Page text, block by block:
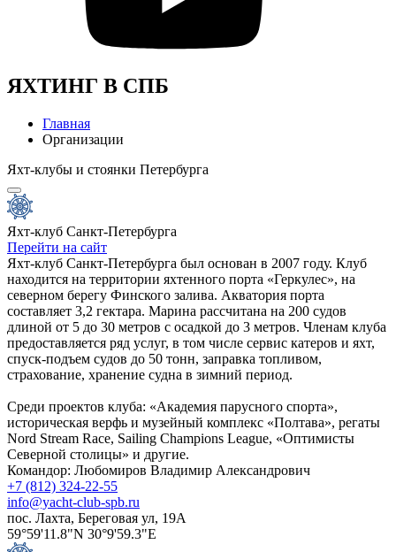
ЯХТИНГ В СПБ
Главная
Организации
Яхт-клубы и стоянки Петербурга
Яхт-клуб Санкт-Петербурга
Перейти на сайт
Яхт-клуб Санкт-Петербурга был основан в 2007 году. Клуб
находится на территории яхтенного порта «Геркулес», на
северном берегу Финского залива. Акватория порта
составляет 3,2 гектара. Марина рассчитана на 200 судов
длиной от 5 до 30 метров с осадкой до 3 метров. Членам клуба
предоставляется ряд услуг, в том числе сервис катеров и яхт,
спуск-подъем судов до 50 тонн, заправка топливом,
страхование, хранение судна в зимний период.
Среди проектов клуба: «Академия парусного спорта»,
историческая верфь и музейный комплекс «Полтава», регаты
Nord Stream Race, Sailing Champions League, «Оптимисты
Северной столицы» и другие.
Командор: Любомиров Владимир Александрович
+7 (812) 324-22-55
info@yacht-club-spb.ru
пос. Лахта, Береговая ул, 19А
59°59'11.8"N 30°9'59.3"E